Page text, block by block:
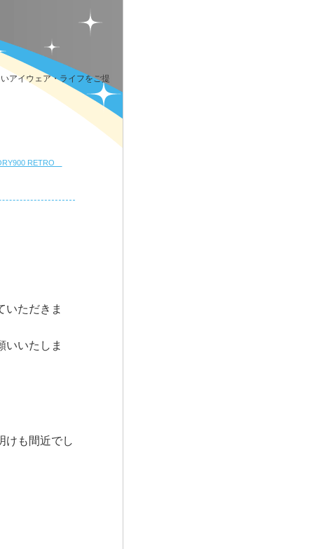
アイウェア・ライフをご提
RETRO
いただきま
いいたしま
けも間近でし